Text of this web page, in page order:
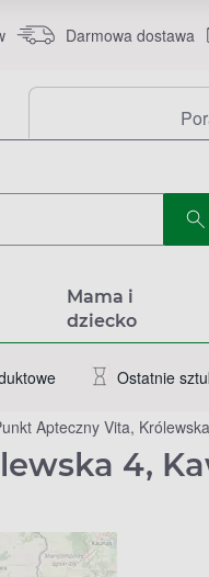
Darmowa dostawa
Mama i
dziecko
Ostatnie
Apteczny Vita,
4,